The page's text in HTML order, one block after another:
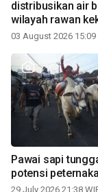
distribusikan air
wilayah rawan
03 August 2026 15:09
Pawai sapi
potensi
29 July 2026 21:38